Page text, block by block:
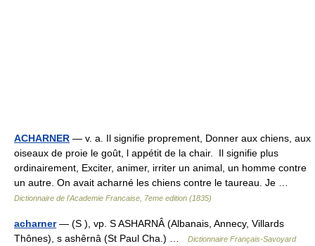
ACHARNER — v. a. Il signifie proprement, Donner aux chiens, aux
oiseaux de proie le goût, l appétit de la chair. Il signifie plus
ordinairement, Exciter, animer, irriter un animal, un homme contre
un autre. On avait acharné les chiens contre le taureau. Je …
Dictionnaire de l'Academie Francaise, 7eme edition (1835)
acharner— (S ), vp. S ASHARNÂ (Albanais, Annecy, Villards
Thônes), s ashêrnâ (St Paul Cha.) …
Dictionnaire Français-Savoyard